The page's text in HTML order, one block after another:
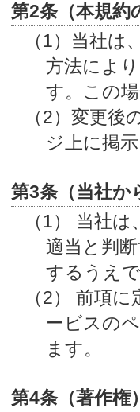
第2条（本規約
（1）当社
方法によ
す。この
（2）変更
ジ上に掲
第3条（当社か
（1） 当社
適当と判
するうえ
（2） 前項
ービスの
ます。
第4条（著作権